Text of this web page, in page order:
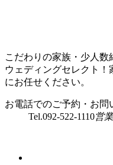
こだわりの家族・少人数
ウェディングセレクト！
にお任せください。
お電話でのご予約・お問
Tel.092-522-1110営